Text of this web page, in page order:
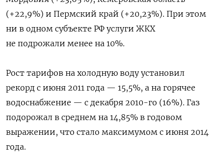
(+22,9%) и Пермский край (+20,23%). При этом
ни в одном субъекте РФ услуги ЖКХ
не подрожали менее на 10%.
Рост тарифов на холодную воду установил
рекорд с июня 2011 года — 15,5%, а на горячее
водоснабжение — с декабря 2010-го (16%). Газ
подорожал в среднем на 14,85% в годовом
выражении, что стало максимумом с июня 2014
года.